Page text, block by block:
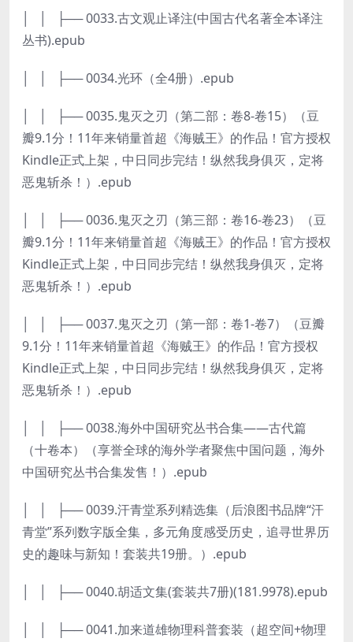
│ │ ├── 0033.古文观止译注(中国古代名著全本译注
丛书).epub
│ │ ├── 0034.光环（全4册）.epub
│ │ ├── 0035.鬼灭之刃（第二部：卷8-卷15）（豆
瓣9.1分！11年来销量首超《海贼王》的作品！官方授权
Kindle正式上架，中日同步完结！纵然我身俱灭，定将
恶鬼斩杀！）.epub
│ │ ├── 0036.鬼灭之刃（第三部：卷16-卷23）（豆
瓣9.1分！11年来销量首超《海贼王》的作品！官方授权
Kindle正式上架，中日同步完结！纵然我身俱灭，定将
恶鬼斩杀！）.epub
│ │ ├── 0037.鬼灭之刃（第一部：卷1-卷7）（豆瓣
9.1分！11年来销量首超《海贼王》的作品！官方授权
Kindle正式上架，中日同步完结！纵然我身俱灭，定将
恶鬼斩杀！）.epub
│ │ ├── 0038.海外中国研究丛书合集——古代篇
（十卷本）（享誉全球的海外学者聚焦中国问题，海外
中国研究丛书合集发售！）.epub
│ │ ├── 0039.汗青堂系列精选集（后浪图书品牌“汗
青堂”系列数字版全集，多元角度感受历史，追寻世界历
史的趣味与新知！套装共19册。）.epub
│ │ ├── 0040.胡适文集(套装共7册)(181.9978).epub
│ │ ├── 0041.加来道雄物理科普套装（超空间+物理